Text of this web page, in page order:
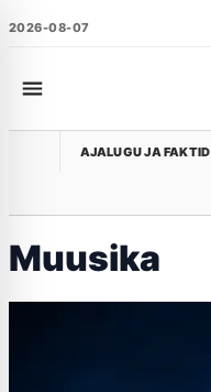
2026-08-07
AJALUGU JA FAKTID
Muusika